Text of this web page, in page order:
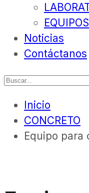
Noticias
Contáctanos
Inicio
CONCRETO
Equipo para